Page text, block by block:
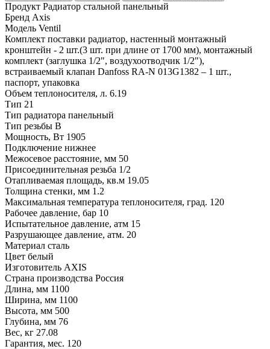
Продукт Радиатор стальной панельный
Бренд Axis
Модель Ventil
Комплект поставки радиатор, настенный монтажный
кронштейн - 2 шт.(3 шт. при длине от 1700 мм), монтажный
комплект (заглушка 1/2", воздухоотводчик 1/2"),
встраиваемый клапан Danfoss RA-N 013G1382 – 1 шт.,
паспорт, упаковка
Объем теплоносителя, л. 6.19
Тип 21
Тип радиатора панельный
Тип резьбы В
Мощность, Вт 1905
Подключение нижнее
Межосевое расстояние, мм 50
Присоединительная резьба 1/2
Отапливаемая площадь, кв.м 19.05
Толщина стенки, мм 1.2
Максимальная температура теплоносителя, град. 120
Рабочее давление, бар 10
Испытательное давление, атм 15
Разрушающее давление, атм. 20
Материал сталь
Цвет белый
Изготовитель AXIS
Страна производства Россия
Длина, мм 1100
Ширина, мм 1100
Высота, мм 500
Глубина, мм 76
Вес, кг 27.08
Гарантия, мес. 120